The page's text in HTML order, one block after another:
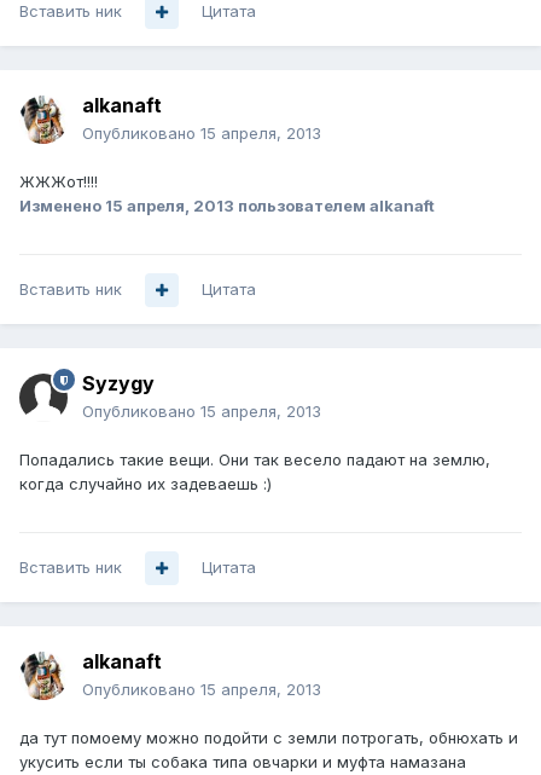
Вставить ник Цитата
alkanaft
Опубликовано 15 апреля, 2013
ЖЖЖот!!!!
Изменено 15 апреля, 2013 пользователем alkanaft
Вставить ник Цитата
Syzygy
Опубликовано 15 апреля, 2013
Попадались такие вещи. Они так весело падают на землю,
когда случайно их задеваешь :)
Вставить ник Цитата
alkanaft
Опубликовано 15 апреля, 2013
да тут помоему можно подойти с земли потрогать, обнюхать и
укусить если ты собака типа овчарки и муфта намазана